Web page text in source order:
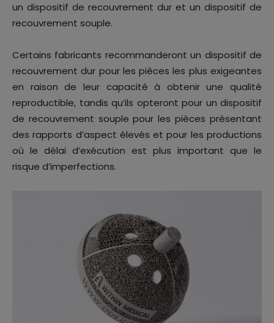
un dispositif de recouvrement dur et un dispositif de
recouvrement souple.
Certains fabricants recommanderont un dispositif de
recouvrement dur pour les pièces les plus exigeantes
en raison de leur capacité à obtenir une qualité
reproductible, tandis qu’ils opteront pour un dispositif
de recouvrement souple pour les pièces présentant
des rapports d’aspect élevés et pour les productions
où le délai d’exécution est plus important que le
risque d’imperfections.